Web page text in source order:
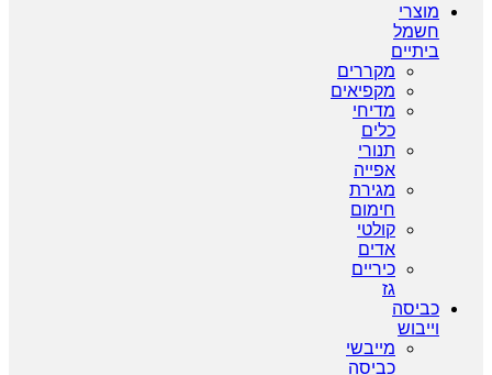
מוצרי
חשמל
ביתיים
מקררים
מקפיאים
מדיחי
כלים
תנורי
אפייה
מגירת
חימום
קולטי
אדים
כיריים
גז
כביסה
וייבוש
מייבשי
כביסה